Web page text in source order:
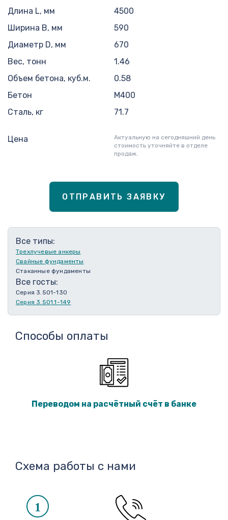
Длина L, мм
4500
Ширина B, мм
590
Диаметр D, мм
670
Вес, тонн
1.46
Объем бетона, куб.м.
0.58
Бетон
M400
Сталь, кг
71.7
Цена
Актуальную на сегодняшний день
стоимость уточняйте в отделе
продаж.
ОТПРАВИТЬ ЗАЯВКУ
Все типы:
Трехлучевые анкеры
Свайные фундаменты
Стаканные фундаменты
Все госты:
Серия 3.501-130
Серия 3.501.1-149
Способы оплаты
Переводом на расчётный счёт в банке
Схема работы с нами
1